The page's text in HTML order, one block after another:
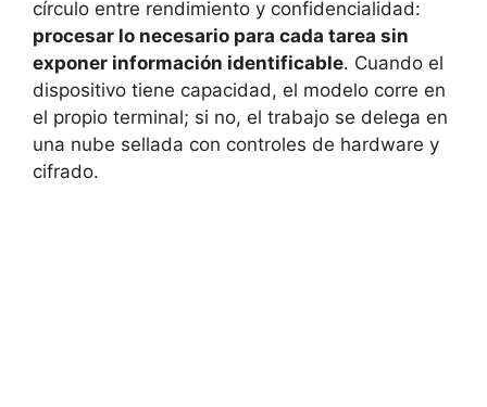
círculo entre rendimiento y confidencialidad:
procesar lo necesario para cada tarea sin
exponer información identificable. Cuando el
dispositivo tiene capacidad, el modelo corre en
el propio terminal; si no, el trabajo se delega en
una nube sellada con controles de hardware y
cifrado.